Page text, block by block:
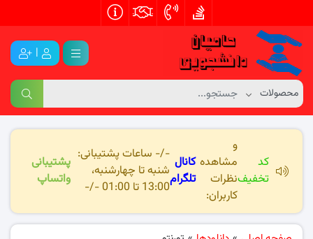
|
کد
تخفیف
و
مشاهده
نظرات
کاربران:
کانال
تلگرام
-/- ساعات پشتیبانی:
شنبه تا چهارشنبه،
13:00 تا 01:00 -/-
پشتیبانی
واتساپ